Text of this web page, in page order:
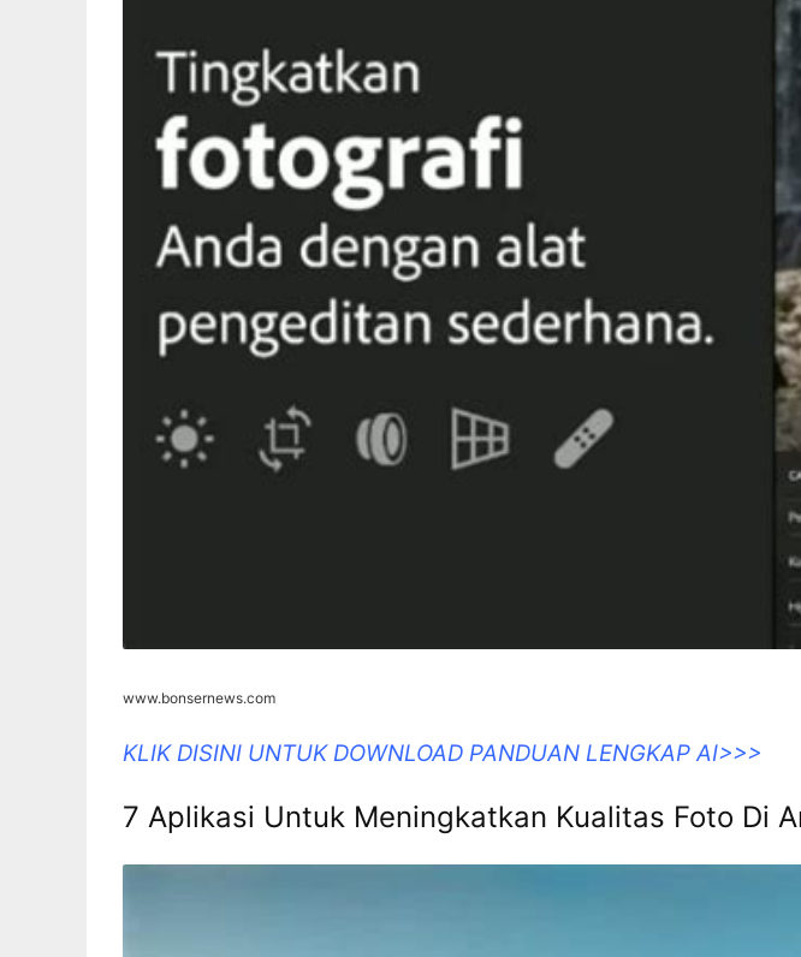
www.bonsernews.com
KLIK DISINI UNTUK DOWNLOAD PANDUAN LENGKAP AI>>>
7 Aplikasi Untuk Meningkatkan Kualitas Foto Di